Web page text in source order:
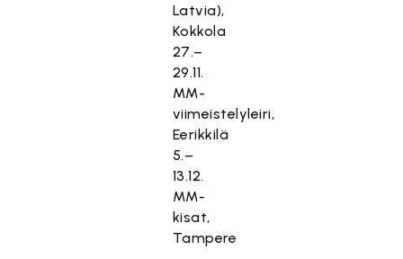
Latvia),
Kokkola
27.–
29.11.
MM-
viimeistelyleiri,
Eerikkilä
5.–
13.12.
MM-
kisat,
Tampere